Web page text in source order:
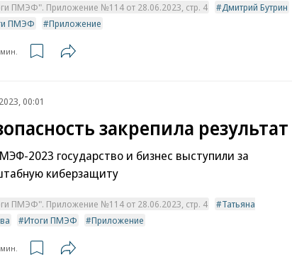
ПМЭФ". Приложение №114 от 28.06.2023, стр. 4
Дмитрий Бутрин
ПМЭФ
Приложение
00:01
закрепила результат
2023 государство и бизнес выступили за
киберзащиту
ПМЭФ". Приложение №114 от 28.06.2023, стр. 4
Татьяна
Итоги ПМЭФ Приложение